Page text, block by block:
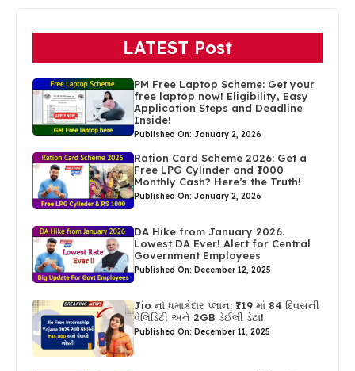
LATEST Post
PM Free Laptop Scheme: Get your
free laptop now! Eligibility, Easy
Application Steps and Deadline
Inside!
Published On: January 2, 2026
Ration Card Scheme 2026: Get a
Free LPG Cylinder and ₹1000
Monthly Cash? Here’s the Truth!
Published On: January 2, 2026
DA Hike from January 2026.
Lowest DA Ever! Alert for Central
Government Employees
Published On: December 12, 2025
Jio નો ધમાકેદાર પ્લાન: ₹119 માં 84 દિવસની
વેલિડિટી અને 2GB ડેઈલી ડેટા!
Published On: December 11, 2025